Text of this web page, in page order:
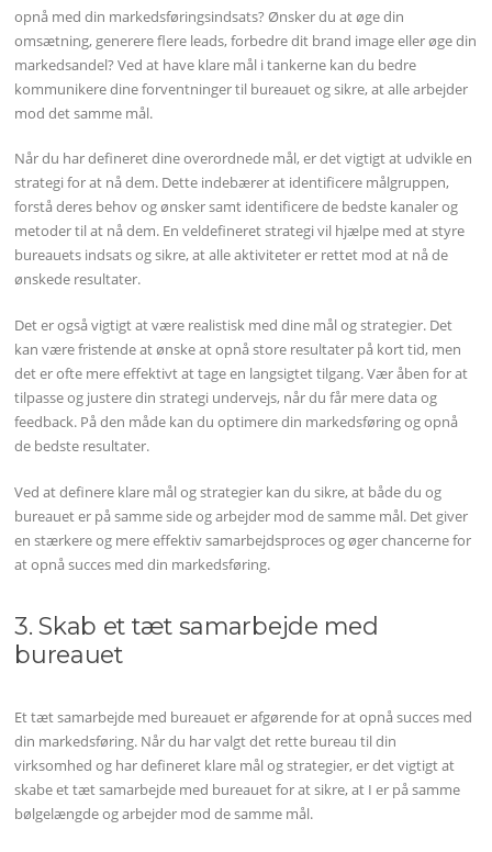
opnå med din markedsføringsindsats? Ønsker du at øge din
omsætning, generere flere leads, forbedre dit brand image eller øge din
markedsandel? Ved at have klare mål i tankerne kan du bedre
kommunikere dine forventninger til bureauet og sikre, at alle arbejder
mod det samme mål.
Når du har defineret dine overordnede mål, er det vigtigt at udvikle en
strategi for at nå dem. Dette indebærer at identificere målgruppen,
forstå deres behov og ønsker samt identificere de bedste kanaler og
metoder til at nå dem. En veldefineret strategi vil hjælpe med at styre
bureauets indsats og sikre, at alle aktiviteter er rettet mod at nå de
ønskede resultater.
Det er også vigtigt at være realistisk med dine mål og strategier. Det
kan være fristende at ønske at opnå store resultater på kort tid, men
det er ofte mere effektivt at tage en langsigtet tilgang. Vær åben for at
tilpasse og justere din strategi undervejs, når du får mere data og
feedback. På den måde kan du optimere din markedsføring og opnå
de bedste resultater.
Ved at definere klare mål og strategier kan du sikre, at både du og
bureauet er på samme side og arbejder mod de samme mål. Det giver
en stærkere og mere effektiv samarbejdsproces og øger chancerne for
at opnå succes med din markedsføring.
3. Skab et tæt samarbejde med
bureauet
Et tæt samarbejde med bureauet er afgørende for at opnå succes med
din markedsføring. Når du har valgt det rette bureau til din
virksomhed og har defineret klare mål og strategier, er det vigtigt at
skabe et tæt samarbejde med bureauet for at sikre, at I er på samme
bølgelængde og arbejder mod de samme mål.